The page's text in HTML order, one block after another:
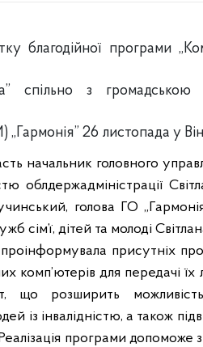
благодійної програми
спільно з
26 листопада у
начальник головного
облдержадміністрації
голова ГО
сім’ї, дітей та молоді
присутніх
комп’ютерів для передачі
що розширить
із інвалідністю, а також
програми